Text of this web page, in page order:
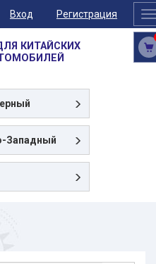
Вход Регистрация
КИТАЙСКИХ
Западный